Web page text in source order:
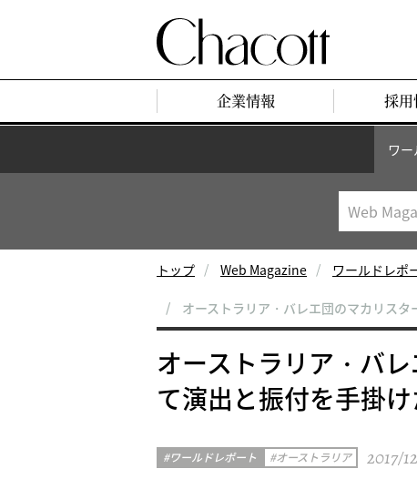
企業情報 採用
ワ
トップ Web Magazine ワールドレポ
オーストラリア・バレエ団のマカリス
オーストラリア・バ
て演出と振付を手掛
ワールドレポート オーストラリア 2017/